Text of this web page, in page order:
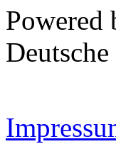
Powered